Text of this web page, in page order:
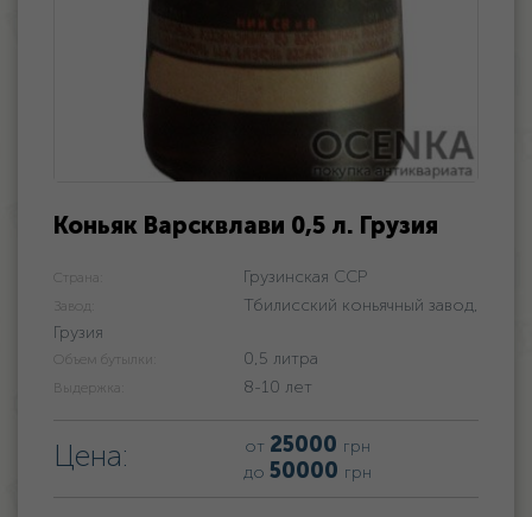
Коньяк Варсквлави 0,5 л. Грузия
Страна: Грузинская ССР
Завод:
Тбилисский коньячный завод,
Грузия
Объем бутылки: 0,5 литра
Выдержка: 8-10 лет
Цена: от 25000 грн
до 50000 грн